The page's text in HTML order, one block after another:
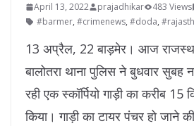
April 13, 2022 prajadhikar 483 Views
#barmer, #crimenews, #doda,
13 अप्रैल, 22 बाड़मेर। आज
बालोतरा थाना पुलिस ने बुधवार सुबह
रही एक स्कॉर्पियो गाड़ी का करीब 15
किया। गाड़ी का टायर पंचर हो जाने